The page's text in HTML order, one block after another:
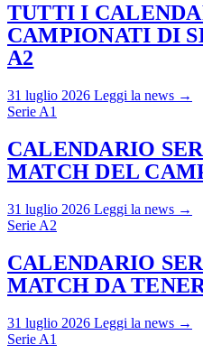
TUTTI I
CAMPIONATI DI
A2
31 luglio 2026 Leggi la news →
Serie A1
CALENDARIO
MATCH DEL
31 luglio 2026 Leggi la news →
Serie A2
CALENDARIO
MATCH DA
31 luglio 2026 Leggi la news →
Serie A1